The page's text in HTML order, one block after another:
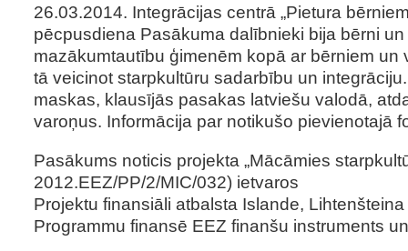
26.03.2014. Integrācijas centrā „Pietura
pēcpusdiena Pasākuma dalībnieki bija bērni
mazākumtautību ģimenēm kopā ar bērniem un
tā veicinot starpkultūru sadarbību un
maskas, klausījās pasakas latviešu valodā,
varoņus. Informācija par notikušo pievienotajā
Pasākums noticis projekta „Mācāmies
2012.EEZ/PP/2/MIC/032) ietvaros
Projektu finansiāli atbalsta Islande,
Programmu finansē EEZ finanšu instruments